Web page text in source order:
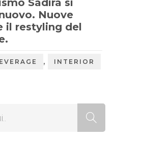
Sadira si
Nuove
il restyling del
, INTERIOR